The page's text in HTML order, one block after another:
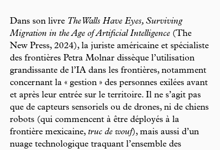
Dans son livre The Walls Have Eyes, Surviving
Migration in the Age of Artificial Intelligence (The
New Press, 2024), la juriste américaine et spécialiste
des frontières Petra Molnar dissèque l’utilisation
grandissante de l’IA dans les frontières, notamment
concernant la « gestion » des personnes exilées avant
et après leur entrée sur le territoire. Il ne s’agit pas
que de capteurs sensoriels ou de drones, ni de chiens
robots (qui commencent à être déployés à la
frontière mexicaine, truc de wouf), mais aussi d’un
nuage technologique traquant l’ensemble des